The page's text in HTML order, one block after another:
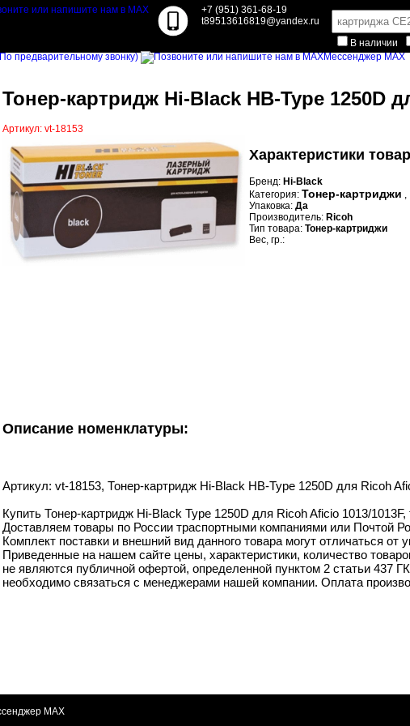
+7 (951) 361-68-19
t89513616819@yandex.ru
В наличии
предварительному звонку) Мессенджер MAX
Тонер-картридж Hi-Black HB-Type 1250D
Артикул: vt-18153
Характеристики
Бренд: Hi-Black
Категория: Тонер-картриджи ,
Упаковка: Да
Производитель: Ricoh
Тип товара: Тонер-картриджи
Вес, гр.:
Описание номенклатуры:
Артикул: vt-18153, Тонер-картридж Hi-Black HB-Type 1250D для Ricoh
Купить Тонер-картридж Hi-Black Type 1250D для Ricoh Aficio 1013/
Доставляем товары по России траспортными компаниями или Почтой
Комплект поставки и внешний вид данного товара могут отличаться
Приведенные на нашем сайте цены, характеристики, количество
не являются публичной офертой, определенной пунктом 2 статьи 437
необходимо связаться с менеджерами нашей компании. Оплата
MAX